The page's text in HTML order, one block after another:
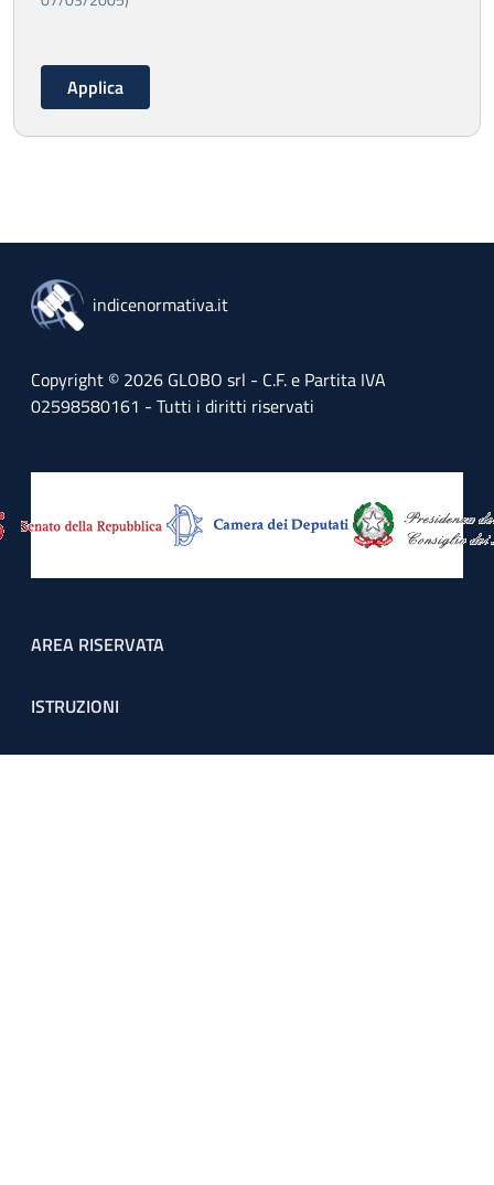
indicenormativa.it
Copyright © 2026 GLOBO srl - C.F. e Partita IVA
02598580161 - Tutti i diritti riservati
Footer menu
AREA RISERVATA
ISTRUZIONI